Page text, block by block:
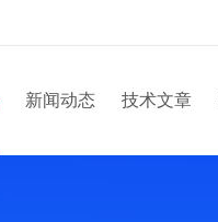
新闻动态 技术文章